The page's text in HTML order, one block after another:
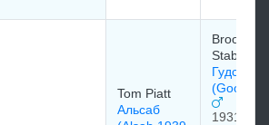
Tom Piatt
Альсаб
Stable
Гудс Гудс
(Good
1931